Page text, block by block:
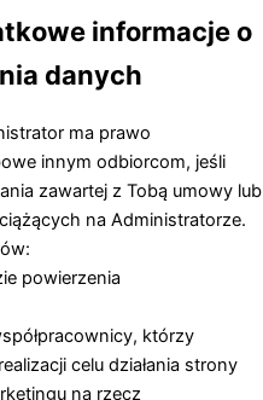
informacje o
danych
ma prawo
innym odbiorcom, jeśli
zawartej z Tobą umowy lub
na Administratorze.
powierzenia
którzy
celu działania strony
na rzecz